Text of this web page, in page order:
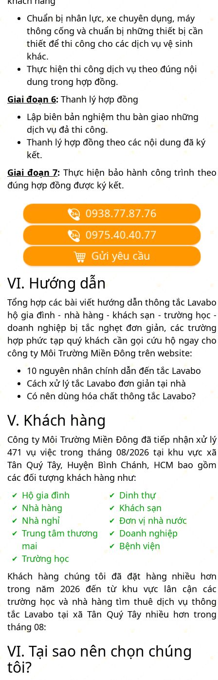
Chuẩn bị nhân lực, xe chuyên dụng, máy
thông cống và chuẩn bị những thiết bị cần
thiết để thi công cho các dịch vụ vệ sinh
khác.
Thực hiện thi công dịch vụ theo đúng nội
dung trong hợp đồng.
Giai đoạn 6: Thanh lý hợp đồng
Lập biên bản nghiệm thu bàn giao những
dịch vụ đả thi công.
Thanh lý hợp đồng theo các nội dung đã ký
kết.
Giai đoạn 7: Thực hiện bảo hành công trình theo
đúng hợp đồng được ký kết.
0938.77.87.76
0975.40.40.77
Gửi yêu cầu
VI. Hướng dẫn
Tổng hợp các bài viết hướng dẫn thông tắc Lavabo
hộ gia đình - nhà hàng - khách sạn - trường học -
doanh nghiệp bị tắc nghẹt đơn giản, các trường
hợp phức tạp quý khách cần gọi cứu hộ ngay cho
công ty Môi Trường Miền Đông trên website:
10 nguyên nhân chính dẫn đến tắc Lavabo
Cách xử lý tắc Lavabo đơn giản tại nhà
Có nên dùng hóa chất thông tắc Lavabo?
V. Khách hàng
Công ty Môi Trường Miền Đông đã tiếp nhận xử lý
471 vụ việc trong tháng 08/2026 tại khu vực xã
Tân Quý Tây, Huyện Bình Chánh, HCM bao gồm
các đối tượng khách hàng như:
Hộ gia đình
Dinh thự
Nhà hàng
Khách sạn
Nhà nghỉ
Đơn vị nhà nước
Trung tâm thương
mai
Doanh nghiệp
Bệnh viện
Trường học
Khách hàng chúng tôi đã đặt hàng nhiều hơn
trong năm 2026 đến từ khu vực lân cận các
trường học và nhà hàng tìm thuê dịch vụ thông
tắc Lavabo tại xã Tân Quý Tây nhiều hơn trong
tháng 08:
VI. Tại sao nên chọn chúng
tôi?